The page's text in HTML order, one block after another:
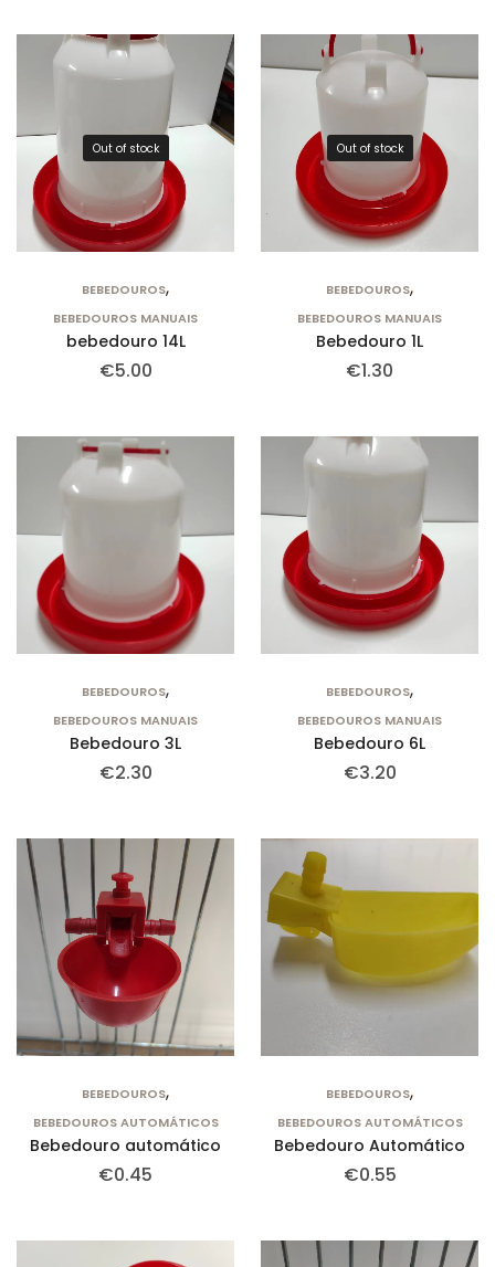
Out of stock
BEBEDOUROS,
BEBEDOUROS MANUAIS
bebedouro 14L
€5.00
Out of stock
BEBEDOUROS,
BEBEDOUROS MANUAIS
Bebedouro 1L
€1.30
BEBEDOUROS,
BEBEDOUROS MANUAIS
Bebedouro 3L
€2.30
BEBEDOUROS,
BEBEDOUROS MANUAIS
Bebedouro 6L
€3.20
BEBEDOUROS,
BEBEDOUROS AUTOMÁTICOS
Bebedouro automático
€0.45
BEBEDOUROS,
BEBEDOUROS AUTOMÁTICOS
Bebedouro Automático
€0.55